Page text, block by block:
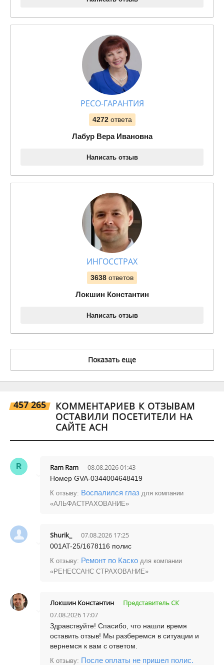
РЕСО-ГАРАНТИЯ
4272 ответа
Лабур Вера Ивановна
Написать отзыв
ИНГОССТРАХ
3638 ответов
Локшин Константин
Написать отзыв
Показать еще
457 265
КОММЕНТАРИЕВ К ОТЗЫВАМ
ОСТАВИЛИ ПОСЕТИТЕЛИ НА
САЙТЕ АСН
Ram Ram 08.08.2026 01:43
Номер GVA-0344004648419
К отзыву: Воспалился глаз для компании
«АЛЬФАСТРАХОВАНИЕ»
Shurik_ 07.08.2026 17:25
001AT-25/1678116 полис
К отзыву: Ремонт по Каско для компании
«РЕНЕССАНС СТРАХОВАНИЕ»
Локшин Константин
Представитель СК
07.08.2026 17:07
Здравствуйте! Спасибо, что нашли время
оставить отзыв! Мы разберемся в ситуации и
вернемся к вам с ответом.
К отзыву: После оплаты не пришел полис.